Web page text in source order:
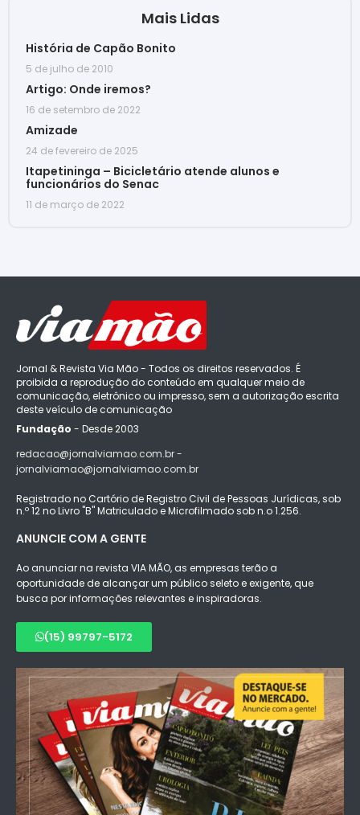
Mais Lidas
História de Capão Bonito
5 de julho de 2010
Artigo: Onde iremos?
16 de setembro de 2022
Amizade
24 de fevereiro de 2025
Itapetininga – Bicicletário atende alunos e
funcionários do Senac
11 de março de 2022
Jornal & Revista Via Mão - Todos os direitos reservados. É
proibida a reprodução do conteúdo em qualquer meio de
comunicação, eletrônico ou impresso, sem a autorização escrita
deste veículo de comunicação
Fundação - Desde 2003
redacao@jornalviamao.com.br -
jornalviamao@jornalviamao.com.br
Registrado no Cartório de Registro Civil de Pessoas Jurídicas, sob
n.º 12 no Livro "B" Matriculado e Microfilmado sob n.o 1.256.
ANUNCIE COM A GENTE
Ao anunciar na revista VIA MÃO, as empresas terão a
oportunidade de alcançar um público seleto e exigente, que
busca por informações relevantes e inspiradoras.
(15) 99797-5172